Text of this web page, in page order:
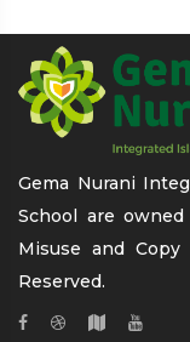
Gema Nurani
School are
Misuse and
Reserved.